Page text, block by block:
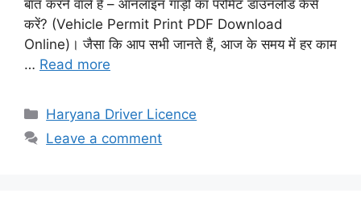
बात करने वाले हैं – ऑनलाइन गाड़ी का परमिट डाउनलोड कैसे
करें? (Vehicle Permit Print PDF Download
Online)। जैसा कि आप सभी जानते हैं, आज के समय में हर काम
… Read more
Categories
Haryana Driver Licence
Leave a comment